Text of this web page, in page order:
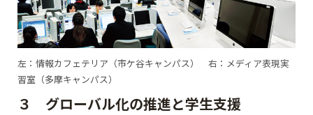
左：情報カフェテリア（市ケ谷キャンパス） 右：メディア表現実
習室（多摩キャンパス）
３ グローバル化の推進と学生支援